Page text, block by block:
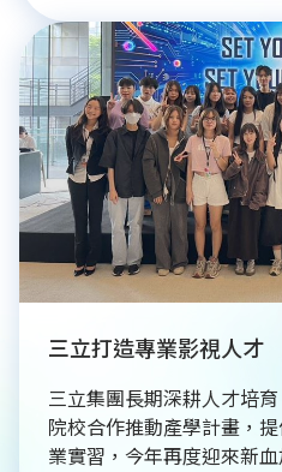
意、判斷力與AI操作能力
過專業影視與AI科技雙軌培
統手工業製程，不僅提升
調在運用科技提升效率的
專業底線。學員將在實務
心技術，並於12月舉辦成果
才如何將創意轉化為實際
數位轉型注入創新動能，
限可能。
三立打造專業影視人才
三立集團長期深耕人才培
院校合作推動產學計畫，
業實習，今年再度迎來新